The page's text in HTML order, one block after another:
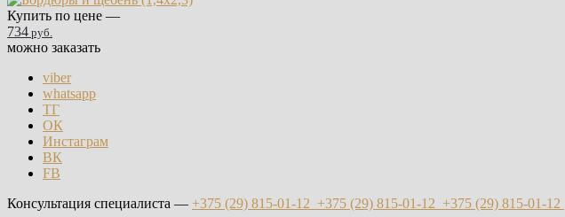
Купить по цене —
734 руб.
можно заказать
viber
whatsapp
ТГ
ОК
Инстаграм
ВК
FB
Консультация специалиста — +375 (29) 815-01-12 +375 (29) 815-01-12 +375 (29) 815-01-12